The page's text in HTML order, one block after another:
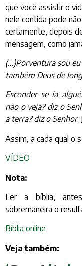
que você assistir o
nele contida pode
certamente, depois
mensagem, como
(…)Porventura sou
também Deus de
Esconder-se-ia
não o veja? diz o
a terra? diz o Senhor.
Assim, a cada qual o
VÍDEO
Nota:
Ler a bíblia,
sobremaneira o
Bíblia online
Veja também: